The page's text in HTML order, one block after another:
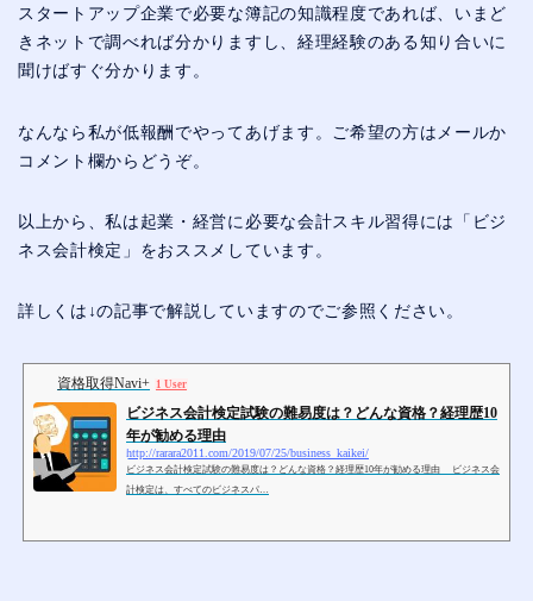
スタートアップ企業で必要な簿記の知識程度であれば、いまど
きネットで調べれば分かりますし、経理経験のある知り合いに
聞けばすぐ分かります。
なんなら私が低報酬でやってあげます。ご希望の方はメールか
コメント欄からどうぞ。
以上から、私は起業・経営に必要な会計スキル習得には「ビジ
ネス会計検定」をおススメしています。
詳しくは↓の記事で解説していますのでご参照ください。
資格取得Navi+ 1 User
ビジネス会計検定試験の難易度は？どんな資格？経理歴10
年が勧める理由
http://rarara2011.com/2019/07/25/business_kaikei/
ビジネス会計検定試験の難易度は？どんな資格？経理歴10年が勧める理由 ビジネス会
計検定は、すべてのビジネスパ…